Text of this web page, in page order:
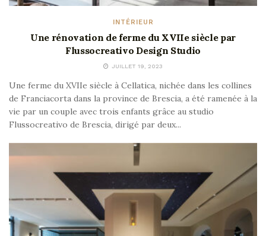
INTÉRIEUR
Une rénovation de ferme du XVIIe siècle par
Flussocreativo Design Studio
JUILLET 19, 2023
Une ferme du XVIIe siècle à Cellatica, nichée dans les collines
de Franciacorta dans la province de Brescia, a été ramenée à la
vie par un couple avec trois enfants grâce au studio
Flussocreativo de Brescia, dirigé par deux...